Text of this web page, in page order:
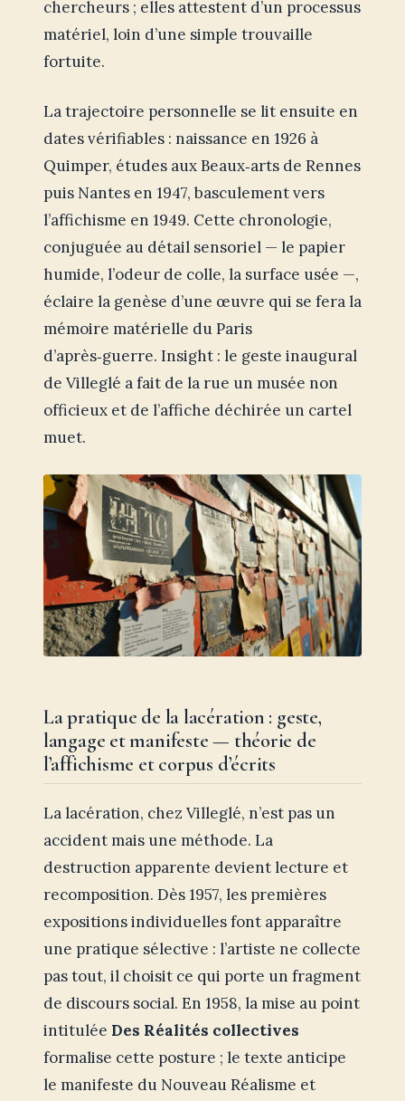
chercheurs ; elles attestent d’un processus
matériel, loin d’une simple trouvaille
fortuite.
La trajectoire personnelle se lit ensuite en
dates vérifiables : naissance en 1926 à
Quimper, études aux Beaux‑arts de Rennes
puis Nantes en 1947, basculement vers
l’affichisme en 1949. Cette chronologie,
conjuguée au détail sensoriel — le papier
humide, l’odeur de colle, la surface usée —,
éclaire la genèse d’une œuvre qui se fera la
mémoire matérielle du Paris
d’après‑guerre. Insight : le geste inaugural
de Villeglé a fait de la rue un musée non
officieux et de l’affiche déchirée un cartel
muet.
La pratique de la lacération : geste,
langage et manifeste — théorie de
l’affichisme et corpus d’écrits
La lacération, chez Villeglé, n’est pas un
accident mais une méthode. La
destruction apparente devient lecture et
recomposition. Dès 1957, les premières
expositions individuelles font apparaître
une pratique sélective : l’artiste ne collecte
pas tout, il choisit ce qui porte un fragment
de discours social. En 1958, la mise au point
intitulée Des Réalités collectives
formalise cette posture ; le texte anticipe
le manifeste du Nouveau Réalisme et